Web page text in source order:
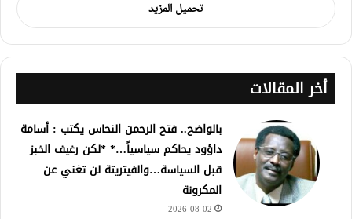
تحميل المزيد
أخر المقالات
بالواضح.. فتح الرحمن النحاس يكتب : أسامة
داؤود يحاكم سياسياً…* *لكن رغيف الخبز
قبل السياسة…والفيتريتة لن تغني عن
المكرونة
2026-08-02